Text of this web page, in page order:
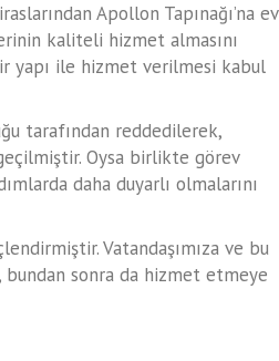
Apollon Tapınağı’na ev
kaliteli hizmet almasını
yapı ile hizmet verilmesi kabul
tarafından reddedilerek,
Oysa birlikte görev
daha duyarlı olmalarını
Vatandaşımıza ve bu
bundan sonra da hizmet etmeye